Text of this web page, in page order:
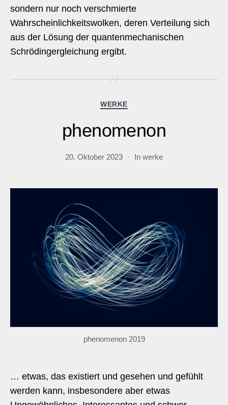
sondern nur noch verschmierte
Wahrscheinlichkeitswolken, deren Verteilung sich
aus der Lösung der quantenmechanischen
Schrödingergleichung ergibt.
Kategorien
WERKE
phenomenon
20. Oktober 2023 In werke
phenomenon 2019
… etwas, das existiert und gesehen und gefühlt
werden kann, insbesondere aber etwas